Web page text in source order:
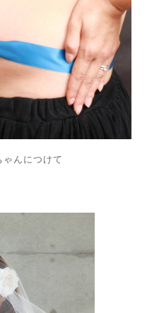
ゃんにつけて